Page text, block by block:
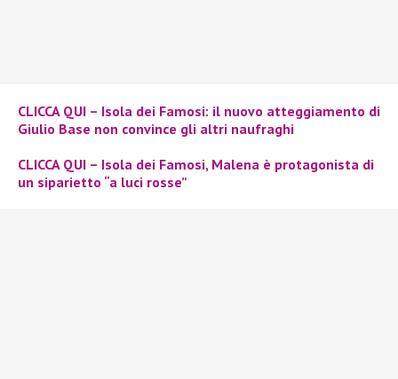
CLICCA QUI – Isola dei Famosi: il nuovo atteggiamento di
Giulio Base non convince gli altri naufraghi
CLICCA QUI – Isola dei Famosi, Malena è protagonista di
un siparietto “a luci rosse”